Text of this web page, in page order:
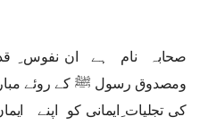
صحابہ نام ہے ان نفوس
ومصدوق رسول ﷺ کے روئے
کی تجلیات ِایمانی کو اپنے